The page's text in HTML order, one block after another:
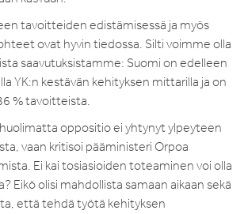
tavoitteiden edistämisessä ja myös
ovat hyvin tiedossa. Silti voimme olla
saavutuksistamme: Suomi on edelleen
YK:n kestävän kehityksen mittarilla ja on
% tavoitteista.
oppositio ei yhtynyt ylpeyteen
vaan kritisoi pääministeri Orpoa
Ei kai tosiasioiden toteaminen voi olla
Eikö olisi mahdollista samaan aikaan sekä
että tehdä työtä kehityksen